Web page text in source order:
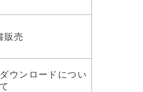
販売
ウンロードについ
て